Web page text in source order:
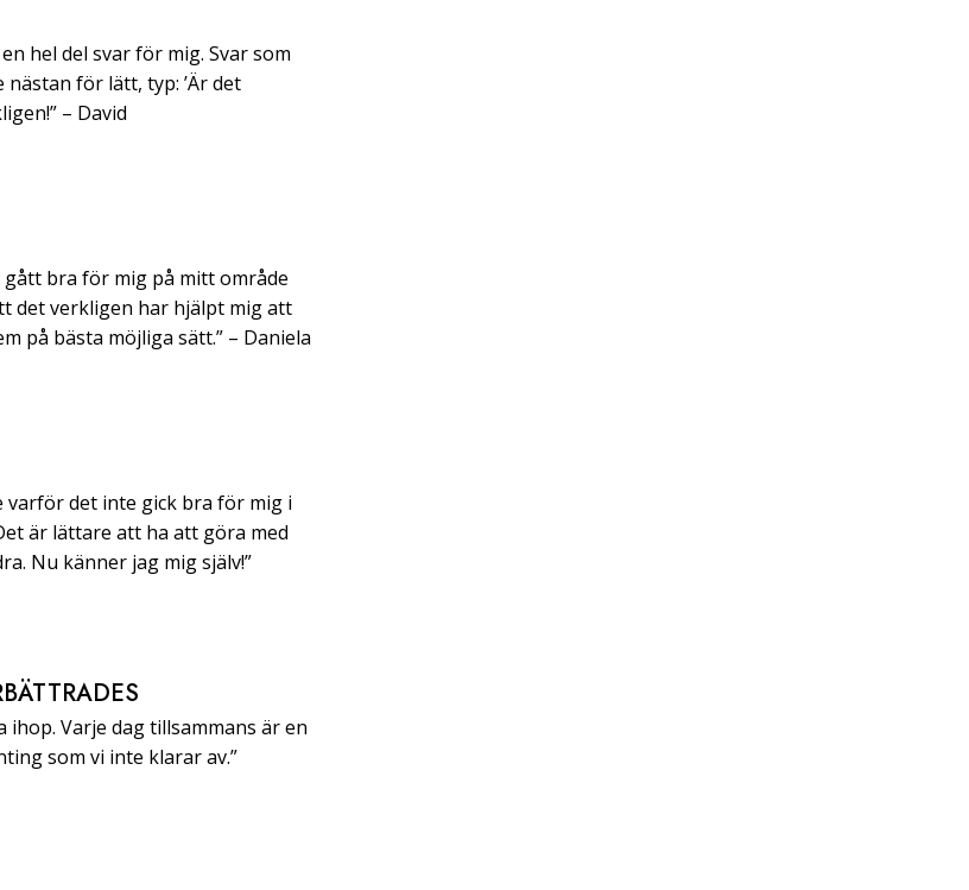
hel del svar för mig. Svar som
för lätt, typ: ’Är det
–⁠ ⁠David
gått bra för mig på mitt område
det verkligen har hjälpt mig att
på bästa möjliga sätt.” –⁠ ⁠Daniela
varför det inte gick bra för mig i
är lättare att ha att göra med
Nu känner jag mig själv!”
Varje dag tillsammans är en
som vi inte klarar av.”